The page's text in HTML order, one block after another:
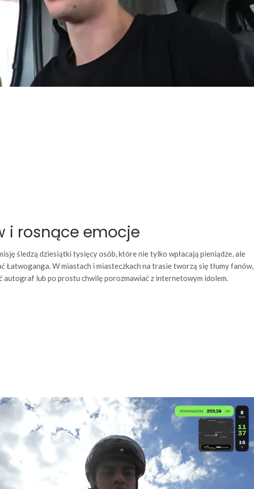
i rosnące emocje
śledzą dziesiątki tysięcy osób, które nie tylko wpłacają pieniądze, ale
Łatwoganga. W miastach i miasteczkach na trasie tworzą się tłumy fanów,
autograf lub po prostu chwilę porozmawiać z internetowym idolem.